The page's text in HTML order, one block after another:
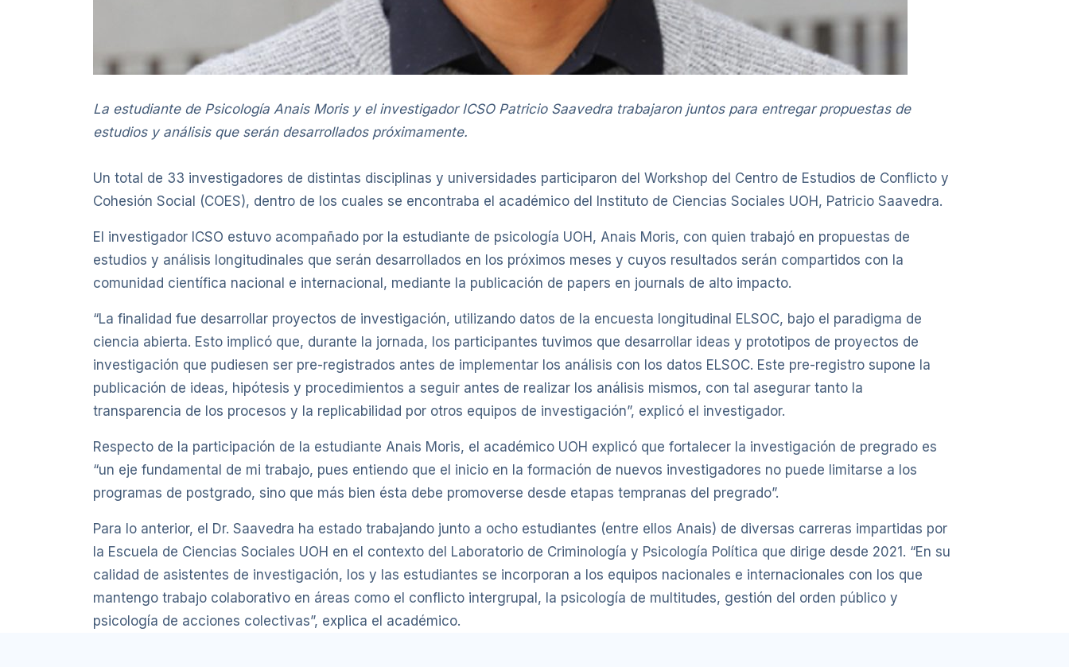
La estudiante de Psicología Anais Moris y el investigador ICSO Patricio Saavedra trabajaron juntos para entregar propuestas de
estudios y análisis que serán desarrollados próximamente.
Un total de 33 investigadores de distintas disciplinas y universidades participaron del Workshop del Centro de Estudios de Conflicto y
Cohesión Social (COES), dentro de los cuales se encontraba el académico del Instituto de Ciencias Sociales UOH, Patricio Saavedra.
El investigador ICSO estuvo acompañado por la estudiante de psicología UOH, Anais Moris, con quien trabajó en propuestas de
estudios y análisis longitudinales que serán desarrollados en los próximos meses y cuyos resultados serán compartidos con la
comunidad científica nacional e internacional, mediante la publicación de papers en journals de alto impacto.
“La finalidad fue desarrollar proyectos de investigación, utilizando datos de la encuesta longitudinal ELSOC, bajo el paradigma de
ciencia abierta. Esto implicó que, durante la jornada, los participantes tuvimos que desarrollar ideas y prototipos de proyectos de
investigación que pudiesen ser pre-registrados antes de implementar los análisis con los datos ELSOC. Este pre-registro supone la
publicación de ideas, hipótesis y procedimientos a seguir antes de realizar los análisis mismos, con tal asegurar tanto la
transparencia de los procesos y la replicabilidad por otros equipos de investigación”, explicó el investigador.
Respecto de la participación de la estudiante Anais Moris, el académico UOH explicó que fortalecer la investigación de pregrado es
“un eje fundamental de mi trabajo, pues entiendo que el inicio en la formación de nuevos investigadores no puede limitarse a los
programas de postgrado, sino que más bien ésta debe promoverse desde etapas tempranas del pregrado”.
Para lo anterior, el Dr. Saavedra ha estado trabajando junto a ocho estudiantes (entre ellos Anais) de diversas carreras impartidas por
la Escuela de Ciencias Sociales UOH en el contexto del Laboratorio de Criminología y Psicología Política que dirige desde 2021. “En su
calidad de asistentes de investigación, los y las estudiantes se incorporan a los equipos nacionales e internacionales con los que
mantengo trabajo colaborativo en áreas como el conflicto intergrupal, la psicología de multitudes, gestión del orden público y
psicología de acciones colectivas”, explica el académico.